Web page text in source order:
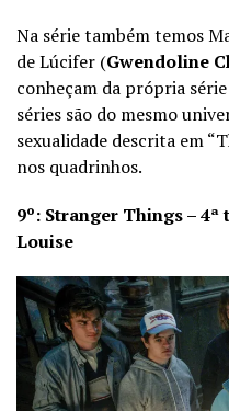
Na série também temos
de Lúcifer (Gwendoline
conheçam da própria
séries são do mesmo
sexualidade descrita em
nos quadrinhos.
9º: Stranger Things –
Louise